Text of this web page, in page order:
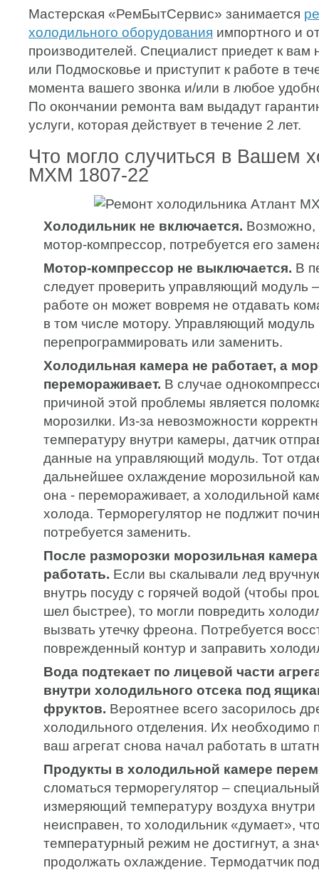
Мастерская «РемБытСервис» занимается
холодильного оборудования импортного и
производителей. Специалист приедет к вам
или Подмосковье и приступит к работе в
момента вашего звонка и/или в любое
По окончании ремонта вам выдадут
услуги, которая действует в течение 2 лет.
Что могло случиться в Вашем
МХМ 1807-22
Холодильник не включается. Возможно,
мотор-компрессор, потребуется его
Мотор-компрессор не выключается. В
следует проверить управляющий модуль
работе он может вовремя не отдавать
в том числе мотору. Управляющий
перепрограммировать или заменить.
Холодильная камера не работает, а
перемораживает. В случае
причиной этой проблемы является
морозилки. Из-за невозможности
температуру внутри камеры, датчик
данные на управляющий модуль. Тот
дальнейшее охлаждение морозильной
она - перемораживает, а холодильной
холода. Терморегулятор не подлжит
потребуется заменить.
После разморозки морозильная
работать. Если вы скалывали лед
внутрь посуду с горячей водой (чтобы
шел быстрее), то могли повредить
вызвать утечку фреона. Потребуется
поврежденный контур и заправить
Вода подтекает по лицевой части
внутри холодильного отсека под
фруктов. Вероятнее всего засорилось
холодильного отделения. Их необходимо
ваш агрегат снова начал работать в
Продукты в холодильной камере
сломаться терморегулятор –
измеряющий температуру воздуха внутри
неисправен, то холодильник «думает»,
температурный режим не достигнут, а
продолжать охлаждение. Термодатчик